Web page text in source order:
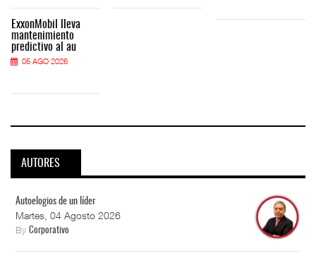
ExxonMobil lleva
mantenimiento
predictivo al au
05 AGO 2026
AUTORES
Autoelogios de un líder
Martes, 04 Agosto 2026
By Corporativo